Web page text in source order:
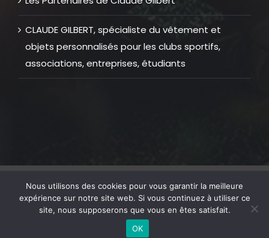
CLAUDE GILBERT, spécialiste du vêtement et
objets personnalisés pour les clubs sportifs,
associations, entreprises, étudiants
© Copyright 2012 - 2026 | Mentions Légales| Tous Droits
Réservés | Réalisation web GOLFTECHNIC
Nous utilisons des cookies pour vous garantir la meilleure
expérience sur notre site web. Si vous continuez à utiliser ce
site, nous supposerons que vous en êtes satisfait.
OK